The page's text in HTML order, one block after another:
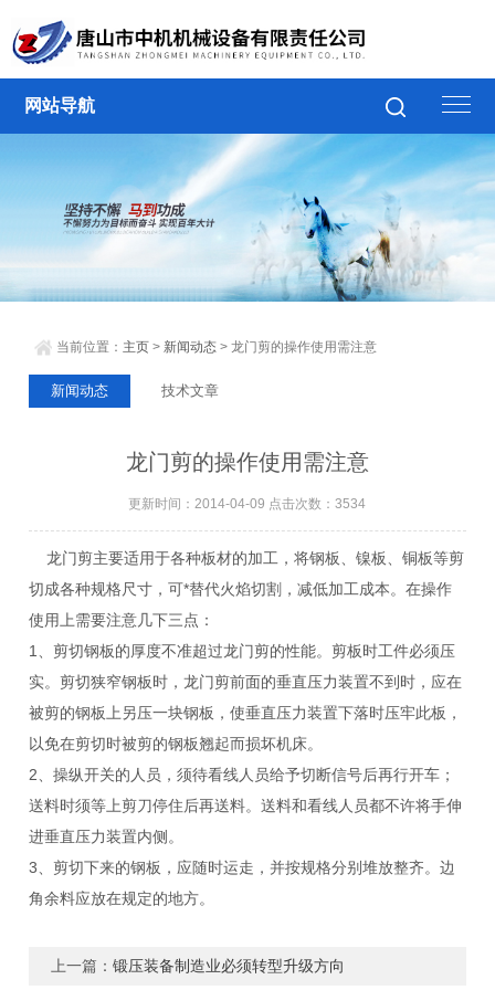
网站导航
当前位置： 主页 > 新闻动态 > 龙门剪的操作使用需注意
新闻动态 技术文章
龙门剪的操作使用需注意
更新时间：2014-04-09 点击次数：3534
龙门剪主要适用于各种板材的加工，将钢板、镍板、铜板等剪
切成各种规格尺寸，可*替代火焰切割，减低加工成本。在操作
使用上需要注意几下三点：
1、剪切钢板的厚度不准超过龙门剪的性能。剪板时工件必须压
实。剪切狭窄钢板时，龙门剪前面的垂直压力装置不到时，应在
被剪的钢板上另压一块钢板，使垂直压力装置下落时压牢此板，
以免在剪切时被剪的钢板翘起而损坏机床。
2、操纵开关的人员，须待看线人员给予切断信号后再行开车；
送料时须等上剪刀停住后再送料。送料和看线人员都不许将手伸
进垂直压力装置内侧。
3、剪切下来的钢板，应随时运走，并按规格分别堆放整齐。边
角余料应放在规定的地方。
上一篇：锻压装备制造业必须转型升级方向